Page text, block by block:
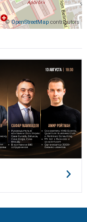
©OpenStreetMap contributors